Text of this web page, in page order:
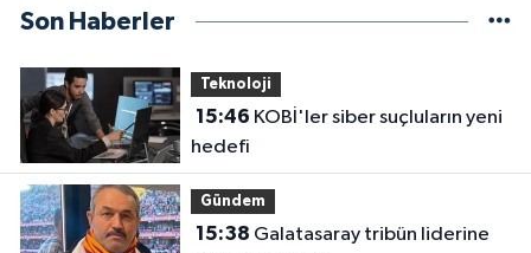
Son Haberler
Teknoloji
15:46
hedefi
Gündem
15:38